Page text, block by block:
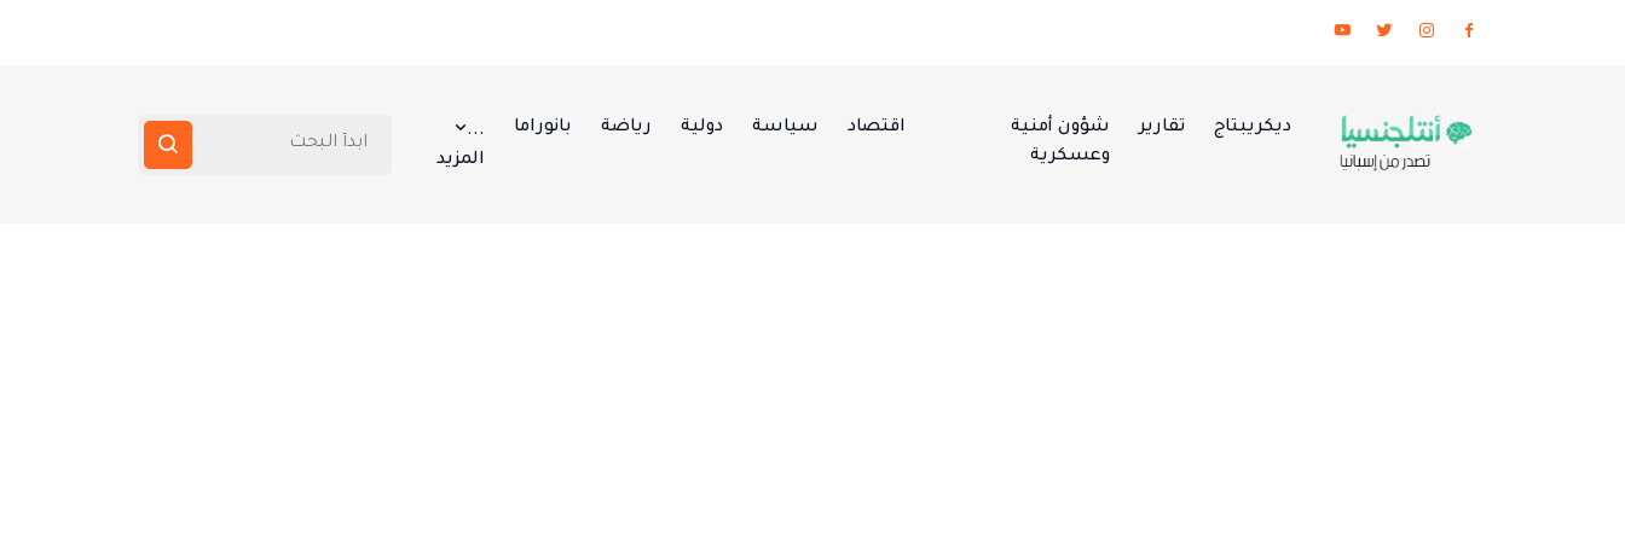
ديكريبتاج تقارير
شؤون أمنية
وعسكرية
اقتصاد سياسة دولية رياضة بانوراما
...
المزيد